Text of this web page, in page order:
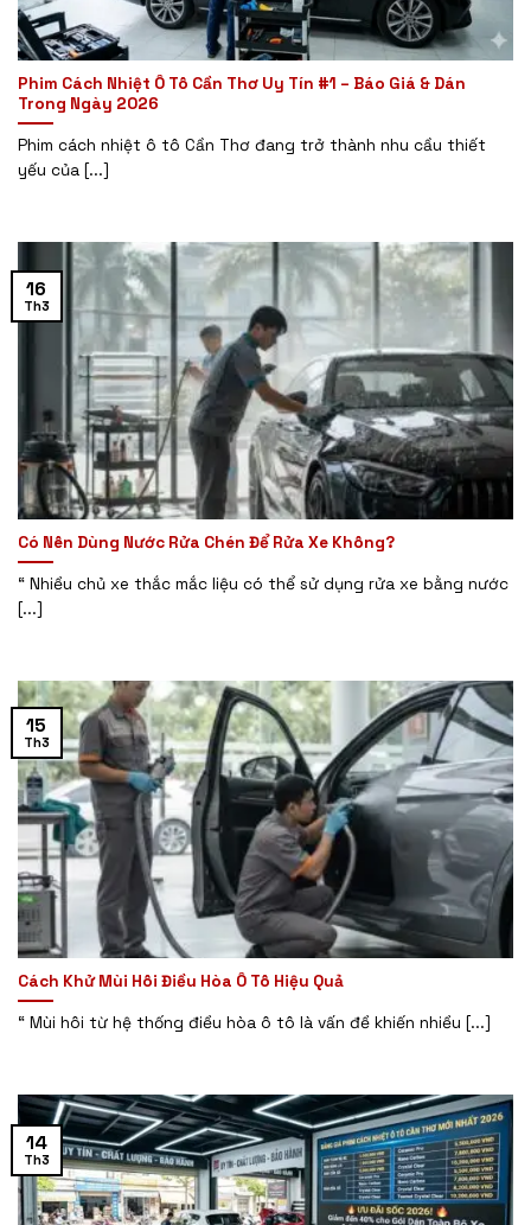
Phim Cách Nhiệt Ô Tô Cần Thơ Uy Tín #1 – Báo Giá & Dán
Trong Ngày 2026
Phim cách nhiệt ô tô Cần Thơ đang trở thành nhu cầu thiết
yếu của [...]
Có Nên Dùng Nước Rửa Chén Để Rửa Xe Không?
“ Nhiều chủ xe thắc mắc liệu có thể sử dụng rửa xe bằng nước
[...]
16
Th3
Cách Khử Mùi Hôi Điều Hòa Ô Tô Hiệu Quả
“ Mùi hôi từ hệ thống điều hòa ô tô là vấn đề khiến nhiều [...]
15
Th3
14
Th3